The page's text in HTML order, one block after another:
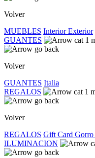
Volver
MUEBLES InteriorExterior
GUANTES
Volver
GUANTES Italia
REGALOS
Volver
REGALOS Gift Card Gorro
ILUMINACION